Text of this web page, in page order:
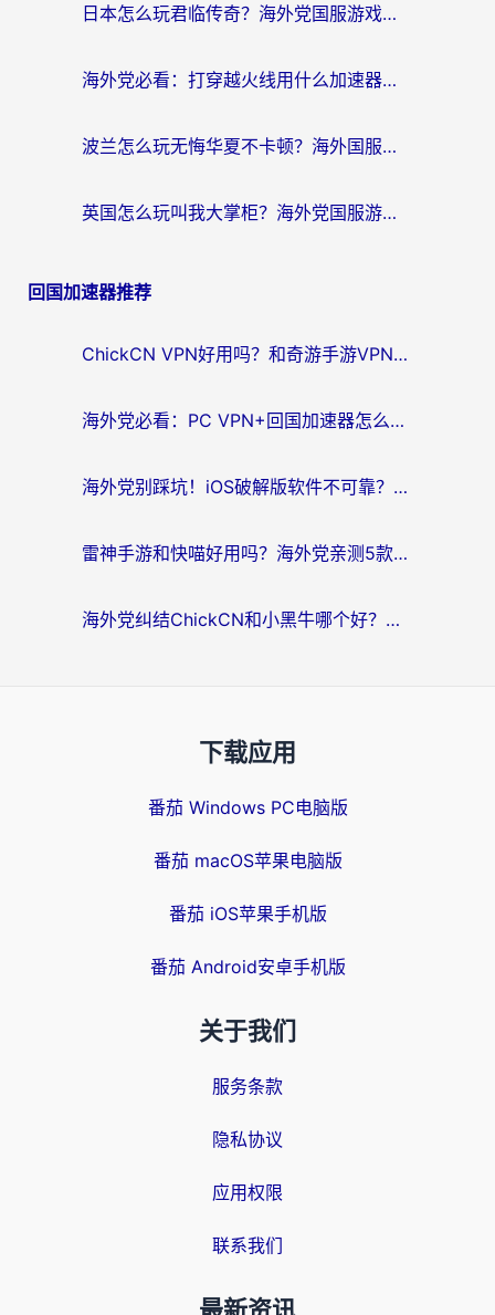
日本怎么玩君临传奇？海外党国服游戏加速避坑指南（附菲律宾欧洲玩家实测）
海外党必看：打穿越火线用什么加速器？解决延迟卡顿，还能玩奇妙拼图世界和第五人格
波兰怎么玩无悔华夏不卡顿？海外国服游戏加速器终极指南（附征途2萤火突击解决方案）
英国怎么玩叫我大掌柜？海外党国服游戏加速避坑指南（附实测推荐）
回国加速器推荐
ChickCN VPN好用吗？和奇游手游VPN对比哪个回国效果更好？海外党亲测实用指南
海外党必看：PC VPN+回国加速器怎么选？无缝访问国内资源全攻略
海外党别踩坑！iOS破解版软件不可靠？教你选对回国加速器无缝看国内资源
雷神手游和快喵好用吗？海外党亲测5款回国加速器，附斧牛Bling对比+微信视频号解决办法
海外党纠结ChickCN和小黑牛哪个好？一篇帮你选对回国加速器的实用指南
下载应用
番茄 Windows PC电脑版
番茄 macOS苹果电脑版
番茄 iOS苹果手机版
番茄 Android安卓手机版
关于我们
服务条款
隐私协议
应用权限
联系我们